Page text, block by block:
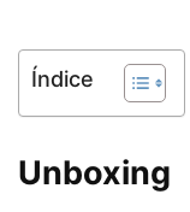
Índice
Unboxing